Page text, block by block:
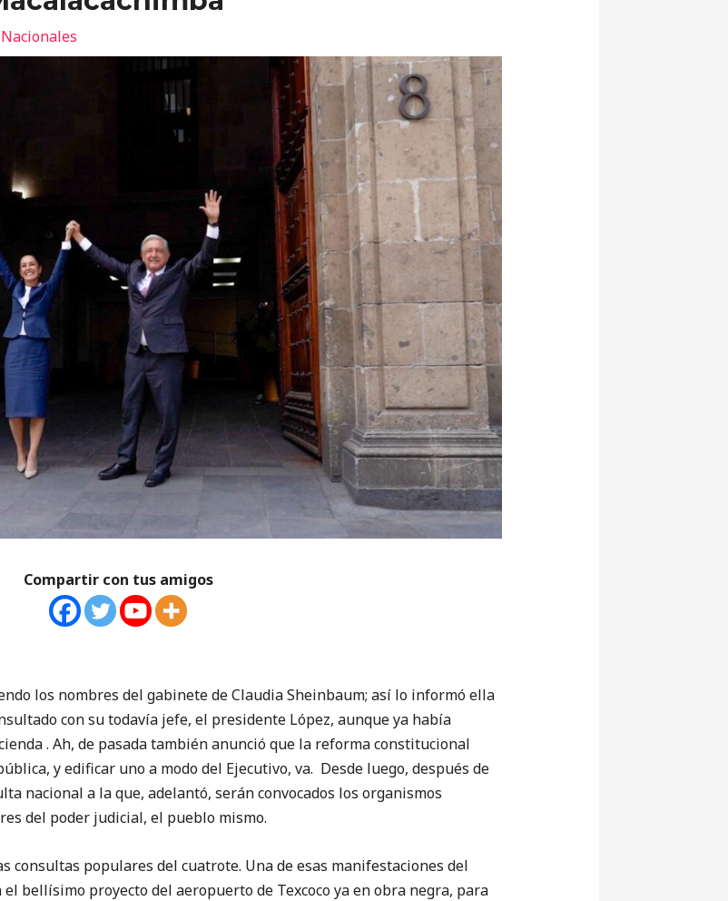
Nacionales
Compartir con tus amigos
los nombres del gabinete de Claudia Sheinbaum; así lo informó ella
con su todavía jefe, el presidente López, aunque ya había
. Ah, de pasada también anunció que la reforma constitucional
y edificar uno a modo del Ejecutivo, va. Desde luego, después de
nacional a la que, adelantó, serán convocados los organismos
del poder judicial, el pueblo mismo.
consultas populares del cuatrote. Una de esas manifestaciones del
bellísimo proyecto del aeropuerto de Texcoco ya en obra negra, para